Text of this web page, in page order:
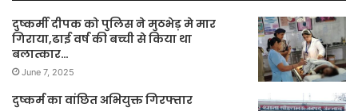
दुष्कर्मी दीपक को पुलिस ने मुठभेड़ मे मार
गिराया,ढाई वर्ष की बच्ची से किया था
बलात्कार…
June 7, 2025
दुष्कर्म का वांछित अभियुक्त गिरफ्तार